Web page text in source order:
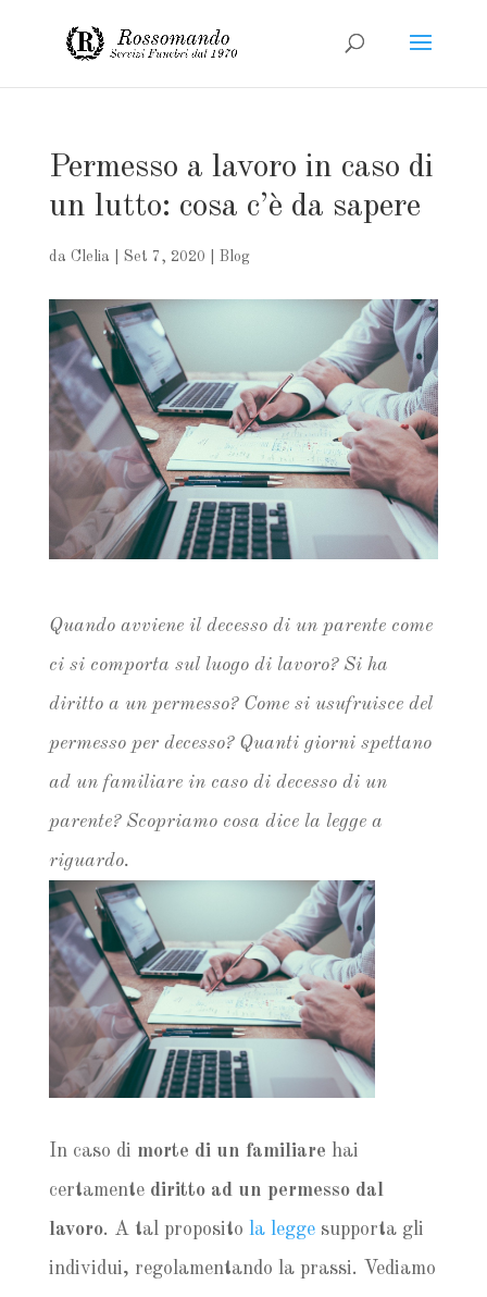
Permesso a lavoro in caso di
un lutto: cosa c’è da sapere
da Clelia Set 7, 2020 Blog
Quando avviene il decesso di un parente come
ci si comporta sul luogo di lavoro? Si ha
diritto a un permesso? Come si usufruisce del
permesso per decesso? Quanti giorni spettano
ad un familiare in caso di decesso di un
parente? Scopriamo cosa dice la legge a
riguardo.
In caso di morte di un familiare hai
certamente diritto ad un permesso dal
lavoro. A tal proposito la leggesupporta gli
individui, regolamentando la prassi. Vediamo